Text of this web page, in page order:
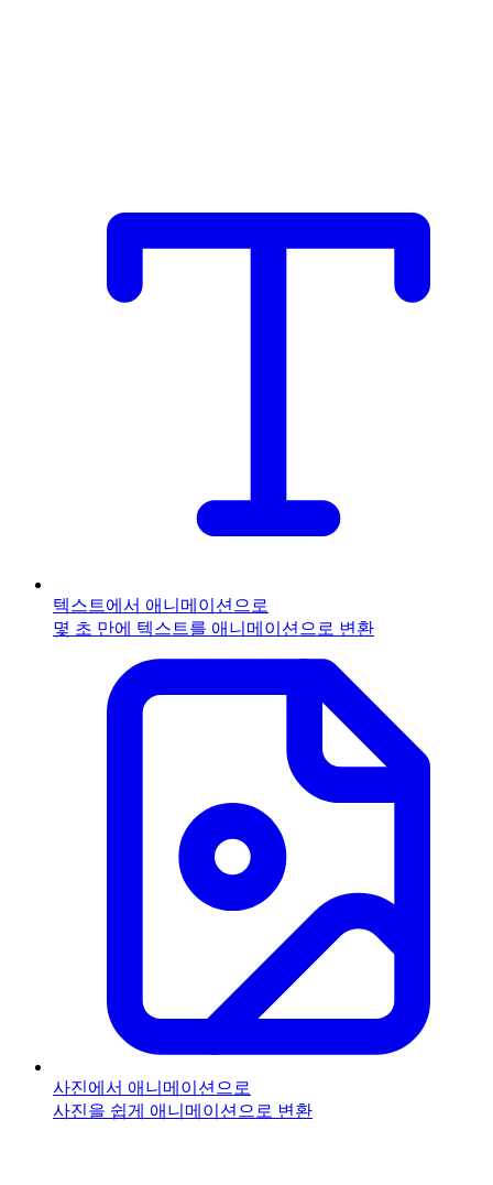
텍스트에서 애니메이션으로
몇 초 만에 텍스트를 애니메이션으로 변환
사진에서 애니메이션으로
사진을 쉽게 애니메이션으로 변환